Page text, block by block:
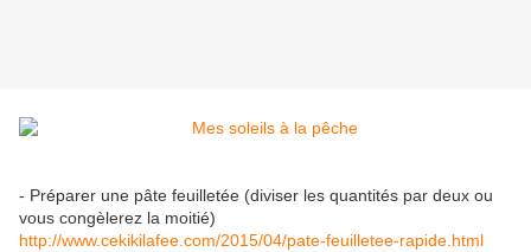
- Préparer une pâte feuilletée (diviser les quantités par deux ou
vous congèlerez la moitié)
http://www.cekikilafee.com/2015/04/pate-feuilletee-rapide.html